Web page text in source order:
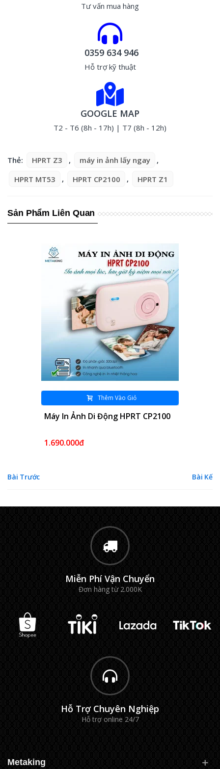
Tư vấn mua hàng
0359 634 946
Hỗ trợ kỹ thuật
GOOGLE MAP
T2 - T6 (8h - 17h) | T7 (8h - 12h)
Thẻ: HPRT Z3 , máy in ảnh lấy ngay
,
HPRT MT53
, HPRT CP2100 , HPRT Z1
Sản Phẩm Liên Quan
Thêm Vào Giỏ
Máy In Ảnh Nhanh Không Dây
1.690.000đ
Bài Trước Bài Kế
Miễn Phí Vận Chuyển
Đơn hàng từ 2.000K
Hỗ Trợ Chuyên Nghiệp
Hỗ trợ online 24/7
Metaking